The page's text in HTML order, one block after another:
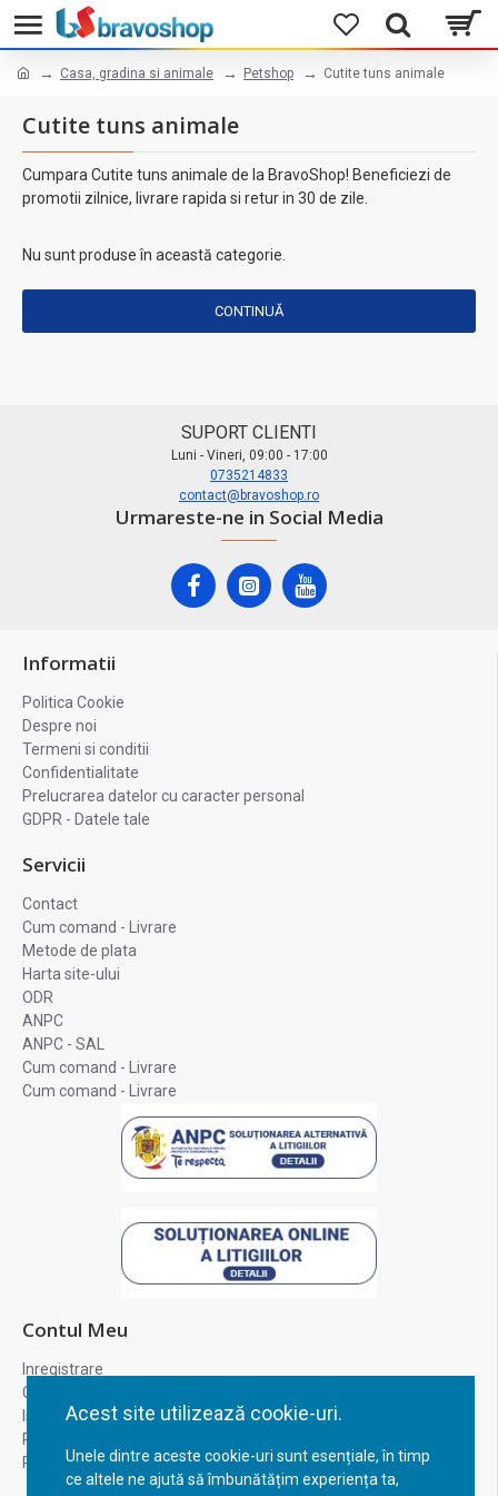
Acest site utilizează cookie-uri.
Unele dintre aceste cookie-uri sunt esențiale, în timp
ce altele ne ajută să îmbunătățim experiența ta,
Casa, gradina si animale Petshop Cutite tuns animale
Cutite tuns animale
Cumpara Cutite tuns animale de la BravoShop! Beneficiezi de
promotii zilnice, livrare rapida si retur in 30 de zile.
Nu sunt produse în această categorie.
CONTINUĂ
SUPORT CLIENTI
Luni - Vineri, 09:00 - 17:00
0735214833
contact@bravoshop.ro
Urmareste-ne in Social Media
Informatii
Politica Cookie
Despre noi
Termeni si conditii
Confidentialitate
Prelucrarea datelor cu caracter personal
GDPR - Datele tale
Servicii
Contact
Cum comand - Livrare
Metode de plata
Harta site-ului
ODR
ANPC
ANPC - SAL
Cum comand - Livrare
Cum comand - Livrare
Contul Meu
Inregistrare
Contul meu
Istoric comenzi
Recuperare parola
Returnare produs